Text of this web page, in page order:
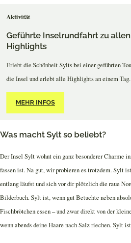
Aktivität
Geführte Inselrundfahrt zu
Highlights
Erlebt die Schönheit Sylts bei einer geführten
die Insel und erlebt alle Highlights an einem Tag.
MEHR INFOS
Was macht Sylt so beliebt?
Der Insel Sylt wohnt ein ganz besonderer Charme
fassen ist. Na gut, wir probieren es trotzdem. Sylt
entlang läufst und sich vor dir plötzlich die raue
Bilderbuch. Sylt ist, wenn gut Betuchte neben
Fischbrötchen essen – und zwar direkt von der
wenn abends deine Haare nach Salz riechen. Sylt